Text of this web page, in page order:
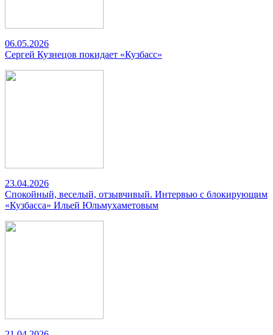
06.05.2026
Сергей Кузнецов покидает «Кузбасс»
23.04.2026
Спокойный, веселый, отзывчивый. Интервью с блокирующим
«Кузбасса» Ильей Юльмухаметовым